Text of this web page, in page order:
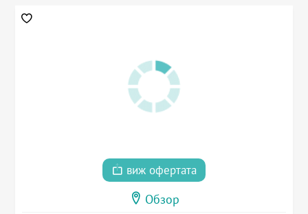
виж офертата
Обзор